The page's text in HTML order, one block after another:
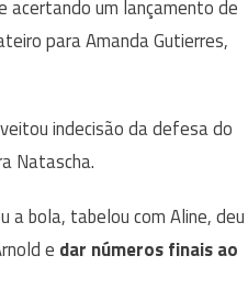
acertando um lançamento de
para Amanda Gutierres,
indecisão da defesa do
Natascha.
a bola, tabelou com Aline, deu
e dar números finais ao